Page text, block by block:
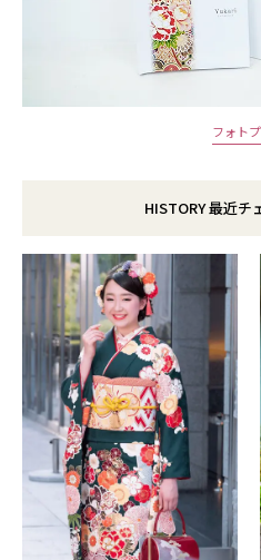
フォト
HISTORY 最近チ